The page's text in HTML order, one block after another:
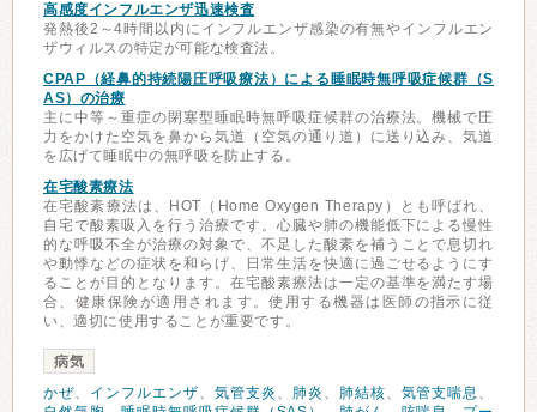
高感度インフルエンザ迅速検査
発熱後2～4時間以内にインフルエンザ感染の有無やインフルエン
ザウィルスの特定が可能な検査法。
CPAP（経鼻的持続陽圧呼吸療法）による睡眠時無呼吸症候群（S
AS）の治療
主に中等～重症の閉塞型睡眠時無呼吸症候群の治療法。機械で圧
力をかけた空気を鼻から気道（空気の通り道）に送り込み、気道
を広げて睡眠中の無呼吸を防止する。
在宅酸素療法
在宅酸素療法は、HOT（Home Oxygen Therapy）とも呼ばれ、
自宅で酸素吸入を行う治療です。心臓や肺の機能低下による慢性
的な呼吸不全が治療の対象で、不足した酸素を補うことで息切れ
や動悸などの症状を和らげ、日常生活を快適に過ごせるようにす
ることが目的となります。在宅酸素療法は一定の基準を満たす場
合、健康保険が適用されます。使用する機器は医師の指示に従
い、適切に使用することが重要です。
病気
かぜ、 インフルエンザ、 気管支炎 、 肺炎 、 肺結核、 気管支喘息 、